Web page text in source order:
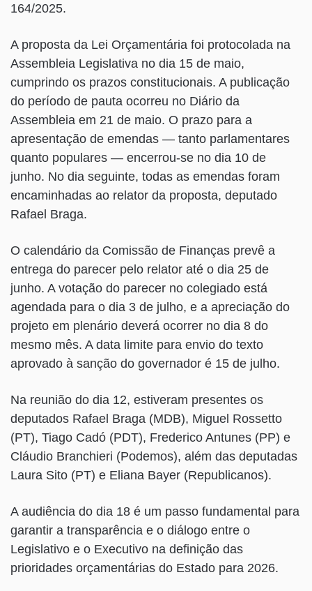
164/2025.
A proposta da Lei Orçamentária foi protocolada na
Assembleia Legislativa no dia 15 de maio,
cumprindo os prazos constitucionais. A publicação
do período de pauta ocorreu no Diário da
Assembleia em 21 de maio. O prazo para a
apresentação de emendas — tanto parlamentares
quanto populares — encerrou-se no dia 10 de
junho. No dia seguinte, todas as emendas foram
encaminhadas ao relator da proposta, deputado
Rafael Braga.
O calendário da Comissão de Finanças prevê a
entrega do parecer pelo relator até o dia 25 de
junho. A votação do parecer no colegiado está
agendada para o dia 3 de julho, e a apreciação do
projeto em plenário deverá ocorrer no dia 8 do
mesmo mês. A data limite para envio do texto
aprovado à sanção do governador é 15 de julho.
Na reunião do dia 12, estiveram presentes os
deputados Rafael Braga (MDB), Miguel Rossetto
(PT), Tiago Cadó (PDT), Frederico Antunes (PP) e
Cláudio Branchieri (Podemos), além das deputadas
Laura Sito (PT) e Eliana Bayer (Republicanos).
A audiência do dia 18 é um passo fundamental para
garantir a transparência e o diálogo entre o
Legislativo e o Executivo na definição das
prioridades orçamentárias do Estado para 2026.